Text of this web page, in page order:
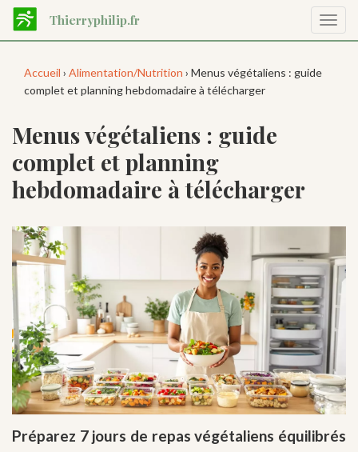
Aller
contenu
Thierryphilip.fr
la
Accueil › Alimentation/Nutrition › Menus végétaliens : guide
complet et planning hebdomadaire à télécharger
Menus végétaliens : guide
complet et planning
hebdomadaire à télécharger
Préparez 7 jours de repas végétaliens équilibrés